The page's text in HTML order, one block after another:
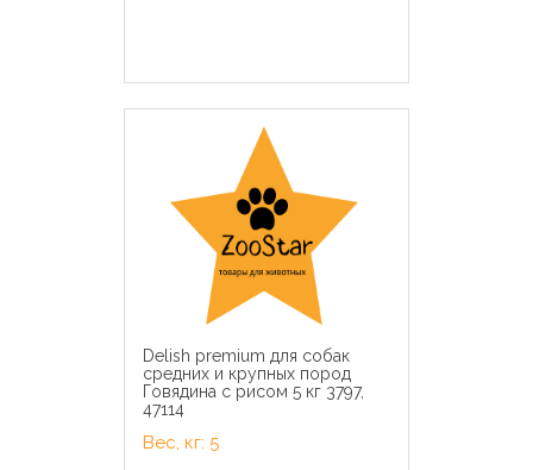
Delish premium для собак
средних и крупных пород
Говядина с рисом 5 кг 3797,
47114
Вес, кг: 5